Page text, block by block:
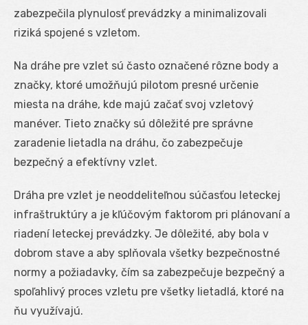
zabezpečila plynulosť prevádzky a minimalizovali
riziká spojené s vzletom.
Na dráhe pre vzlet sú často označené rôzne body a
značky, ktoré umožňujú pilotom presné určenie
miesta na dráhe, kde majú začať svoj vzletový
manéver. Tieto značky sú dôležité pre správne
zaradenie lietadla na dráhu, čo zabezpečuje
bezpečný a efektívny vzlet.
Dráha pre vzlet je neoddeliteľnou súčasťou leteckej
infraštruktúry a je kľúčovým faktorom pri plánovaní a
riadení leteckej prevádzky. Je dôležité, aby bola v
dobrom stave a aby splňovala všetky bezpečnostné
normy a požiadavky, čím sa zabezpečuje bezpečný a
spoľahlivý proces vzletu pre všetky lietadlá, ktoré na
ňu využívajú.